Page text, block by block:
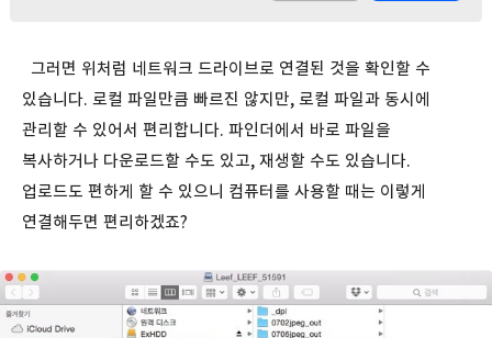
그러면 위처럼 네트워크 드라이브로 연결된 것을 확인할 수
있습니다. 로컬 파일만큼 빠르진 않지만, 로컬 파일과 동시에
관리할 수 있어서 편리합니다. 파인더에서 바로 파일을
복사하거나 다운로드할 수도 있고, 재생할 수도 있습니다.
업로드도 편하게 할 수 있으니 컴퓨터를 사용할 때는 이렇게
연결해두면 편리하겠죠?